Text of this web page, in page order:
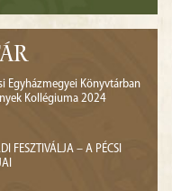
Egyházmegyei Könyvtárban
Kollégiuma 2024
FESZTIVÁLJA – A PÉCSI